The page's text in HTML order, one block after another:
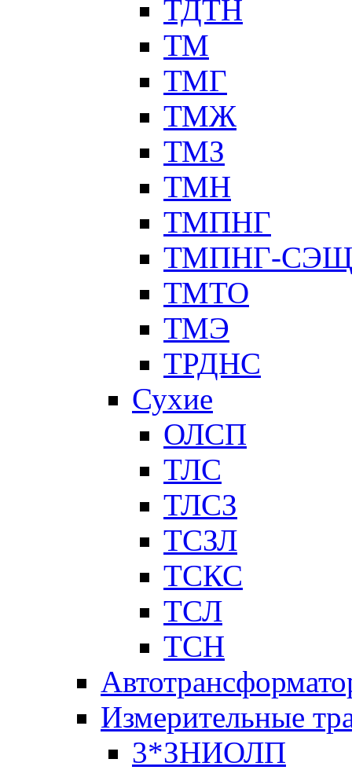
ТДТН
ТМ
ТМГ
ТМЖ
ТМЗ
ТМН
ТМПНГ
ТМПНГ-СЭЩ
ТМТО
ТМЭ
ТРДНС
Сухие
ОЛСП
ТЛС
ТЛСЗ
ТСЗЛ
ТСКС
ТСЛ
ТСН
Измерительные
3*ЗНИОЛП